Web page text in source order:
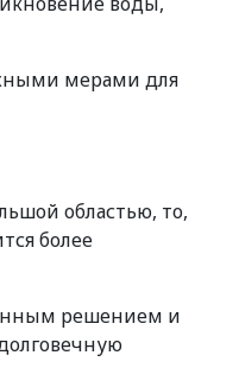
мерами для
областью, то,
более
решением и